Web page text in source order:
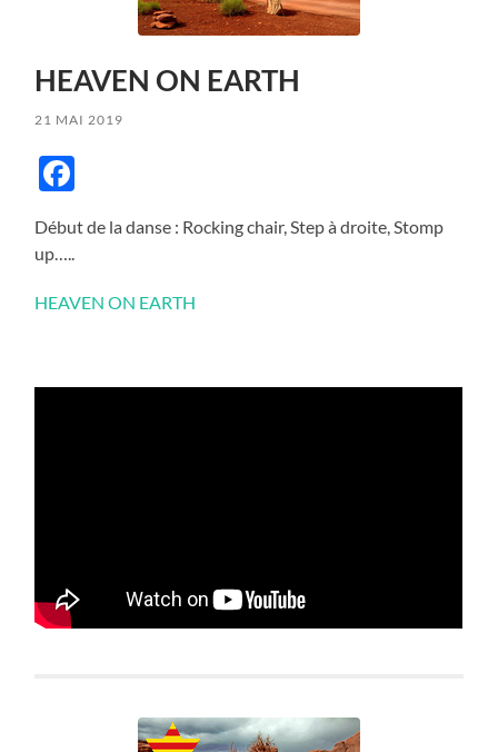
HEAVEN ON EARTH
21 MAI 2019
Début de la danse : Rocking chair, Step à droite, Stomp
up…..
HEAVEN ON EARTH